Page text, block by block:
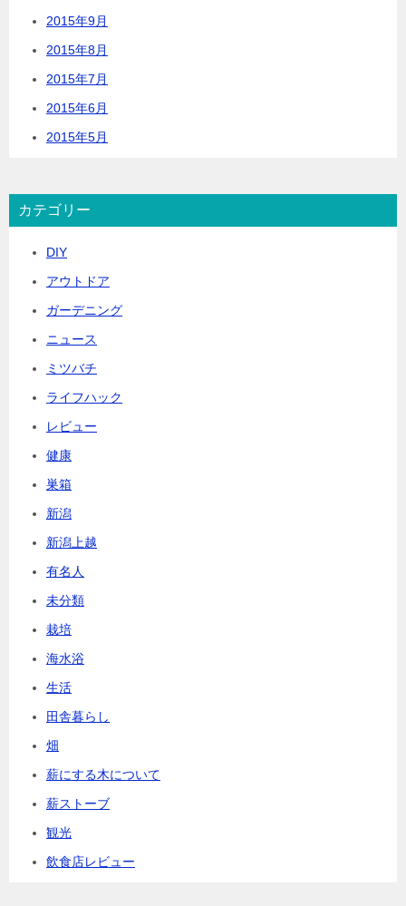
2015年9月
2015年8月
2015年7月
2015年6月
2015年5月
カテゴリー
DIY
アウトドア
ガーデニング
ニュース
ミツバチ
ライフハック
レビュー
健康
巣箱
新潟
新潟上越
有名人
未分類
栽培
海水浴
生活
田舎暮らし
畑
薪にする木について
薪ストーブ
観光
飲食店レビュー